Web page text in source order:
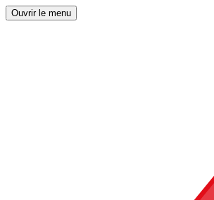
Ouvrir le menu